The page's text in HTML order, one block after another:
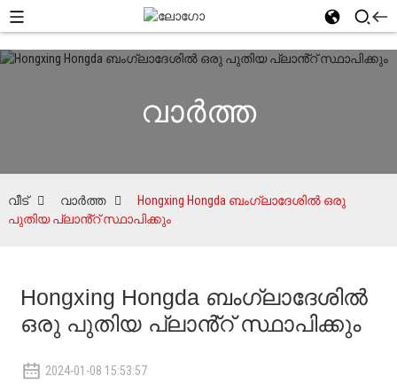
വാർത്ത
വീട് വാർത്ത
Hongxing Hongda ബംഗ്ലാദേശിൽ ഒരു
പുതിയ പ്ലാൻ്റ് സ്ഥാപിക്കും
Hongxing Hongda ബംഗ്ലാദേശിൽ
ഒരു പുതിയ പ്ലാൻ്റ് സ്ഥാപിക്കും
2024-01-08 15:53:57